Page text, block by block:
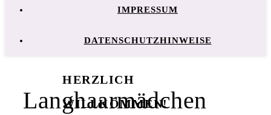
IMPRESSUM
DATENSCHUTZHINWEISE
Langhaarmädchen
HERZLICH
WILLKOMMEN!